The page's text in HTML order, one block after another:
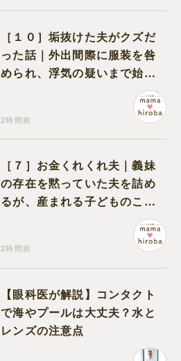
［１０］垢抜けた夫がクズだ
った話｜外出間際に服装を咎
められ、浮気の疑いまで始め
2時間前
［７］お金くれくれ夫｜義妹
の存在を黙っていた夫を詰め
るが、産まれる子どものこと
を第一に考えてと流される
2時間前
【眼科医が解説】コンタクト
で海やプールは大丈夫？水と
レンズの注意点